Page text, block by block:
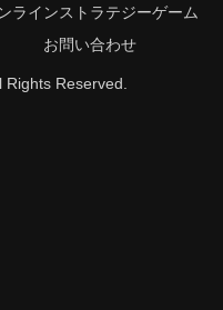
ラインストラテジーゲーム
お問い合わせ
Reserved.